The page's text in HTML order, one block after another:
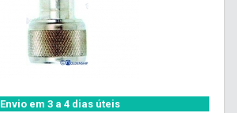
Envio em 3 a 4 dias úteis